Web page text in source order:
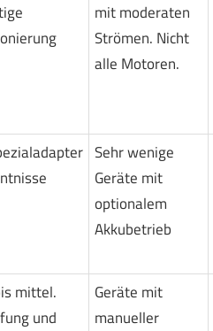
mit moderaten
Strömen. Nicht
alle Motoren.
Sehr wenige
Geräte mit
optionalem
Akkubetrieb
mittel.
und
Geräte mit
manueller